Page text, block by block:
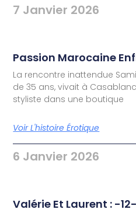
7 Janvier 2026
Passion Marocaine
La rencontre inattendue
de 35 ans, vivait à
styliste dans une boutique
Voir L'histoire Érotique
6 Janvier 2026
Valérie Et Laurent : -